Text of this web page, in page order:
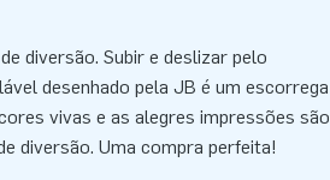
diversão. Subir e deslizar pelo
desenhado pela JB é um escorrega
vivas e as alegres impressões são
diversão. Uma compra perfeita!